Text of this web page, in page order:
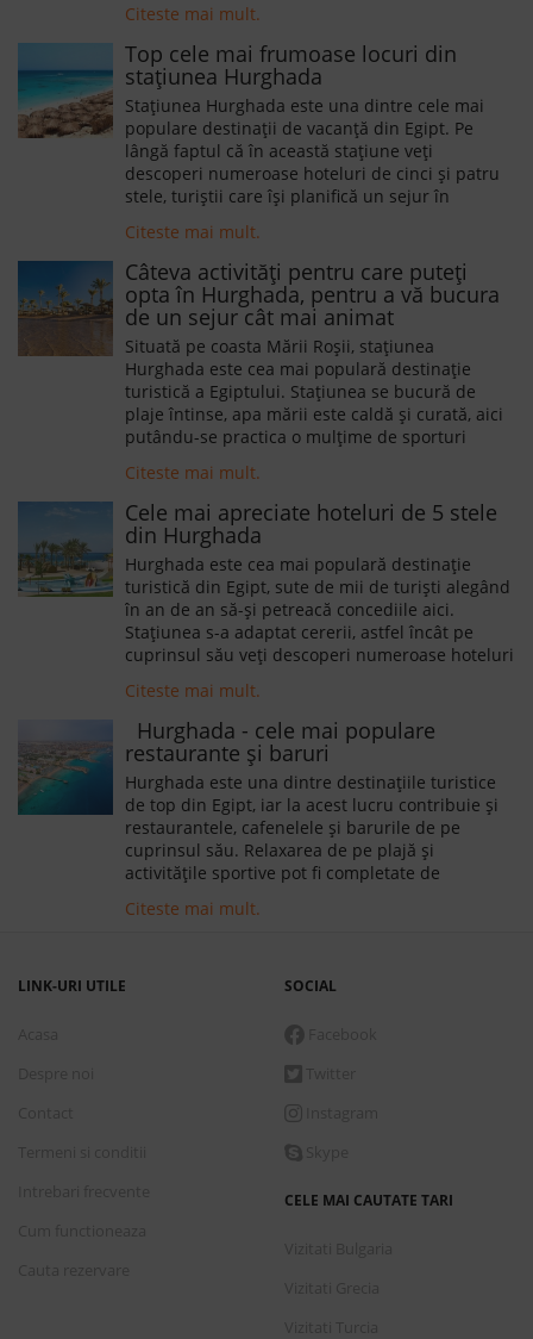
interesante atracții turistice ale lumii antice.
Hurghada este cea mai apreciată stațiune
turistică egipteană de pe litoralul Mării Roșii,
turiștii fiind atrași de infrastructura sa
dezvoltată, precum și de atmosfera animată.
Pentru turiștii care doresc să-și petreacă
vacanța alături de copii, dar nu numai, ne-am
gândit să întocmim un articol referitor la cele
mai populare hoteluri care oferă acces la
aquapark-uri.
Citeste mai mult.
Top cele mai frumoase locuri din
stațiunea Hurghada
Stațiunea Hurghada este una dintre cele mai
populare destinații de vacanță din Egipt. Pe
lângă faptul că în această stațiune veți
descoperi numeroase hoteluri de cinci și patru
stele, turiștii care își planifică un sejur în
Citeste mai mult.
Câteva activități pentru care puteți
opta în Hurghada, pentru a vă bucura
de un sejur cât mai animat
Situată pe coasta Mării Roșii, stațiunea
Hurghada este cea mai populară destinație
turistică a Egiptului. Stațiunea se bucură de
plaje întinse, apa mării este caldă și curată, aici
putându-se practica o mulțime de sporturi
kitesurfing.
Citeste mai mult.
Cele mai apreciate hoteluri de 5 stele
din Hurghada
Hurghada este cea mai populară destinație
turistică din Egipt, sute de mii de turiști alegând
în an de an să-și petreacă concediile aici.
Stațiunea s-a adaptat cererii, astfel încât pe
cuprinsul său veți descoperi numeroase hoteluri
variată de facilități și servicii.
Citeste mai mult.
Hurghada - cele mai populare
restaurante și baruri
Hurghada este una dintre destinațiile turistice
de top din Egipt, iar la acest lucru contribuie și
restaurantele, cafenelele și barurile de pe
cuprinsul său. Relaxarea de pe plajă și
activitățile sportive pot fi completate de
reci și a diverselor gustări și preparate cu care
Citeste mai mult.
LINK-URI UTILE SOCIAL
CELE MAI CAUTATE TARI